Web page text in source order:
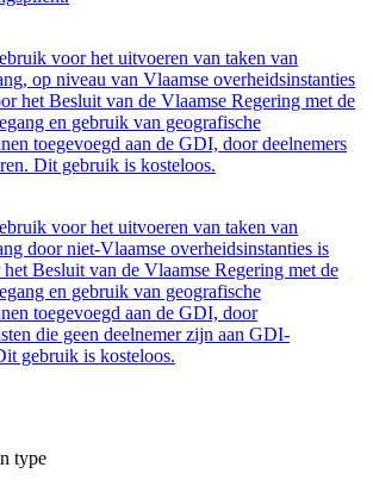
voor het uitvoeren van taken van
op niveau van Vlaamse overheidsinstanties
het Besluit van de Vlaamse Regering met de
en gebruik van geografische
toegevoegd aan de GDI, door deelnemers
Dit gebruik is kosteloos.
voor het uitvoeren van taken van
door niet-Vlaamse overheidsinstanties is
het Besluit van de Vlaamse Regering met de
en gebruik van geografische
toegevoegd aan de GDI, door
die geen deelnemer zijn aan GDI-
gebruik is kosteloos.
type